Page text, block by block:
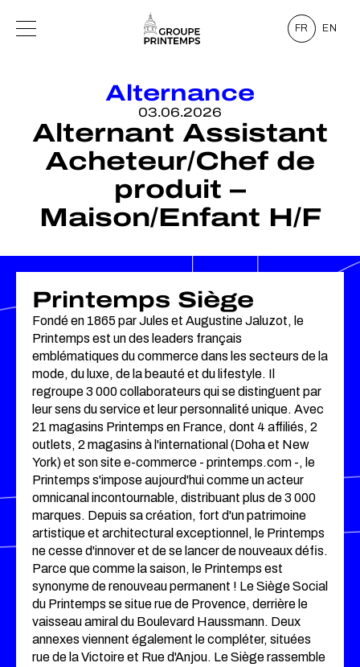
FR EN
Alternance
03.06.2026
Alternant Assistant
Acheteur/Chef de
produit –
Maison/Enfant H/F
Printemps Siège
Fondé en 1865 par Jules et Augustine Jaluzot, le
Printemps est un des leaders français
emblématiques du commerce dans les secteurs de la
mode, du luxe, de la beauté et du lifestyle. Il
regroupe 3 000 collaborateurs qui se distinguent par
leur sens du service et leur personnalité unique. Avec
21 magasins Printemps en France, dont 4 affiliés, 2
outlets, 2 magasins à l'international (Doha et New
York) et son site e-commerce - printemps.com -, le
Printemps s'impose aujourd'hui comme un acteur
omnicanal incontournable, distribuant plus de 3 000
marques. Depuis sa création, fort d'un patrimoine
artistique et architectural exceptionnel, le Printemps
ne cesse d'innover et de se lancer de nouveaux défis.
Parce que comme la saison, le Printemps est
synonyme de renouveau permanent ! Le Siège Social
du Printemps se situe rue de Provence, derrière le
vaisseau amiral du Boulevard Haussmann. Deux
annexes viennent également le compléter, situées
rue de la Victoire et Rue d'Anjou. Le Siège rassemble